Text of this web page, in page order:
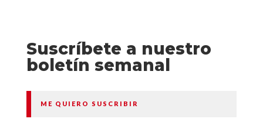
Suscríbete a nuestro
boletín semanal
ME QUIERO SUSCRIBIR